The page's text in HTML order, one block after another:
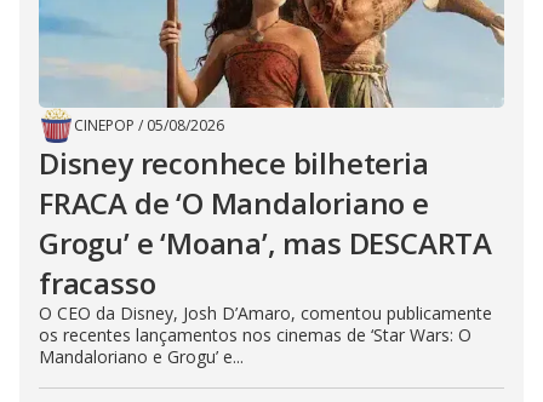
CINEPOP / 05/08/2026
Disney reconhece bilheteria
FRACA de ‘O Mandaloriano e
Grogu’ e ‘Moana’, mas DESCARTA
fracasso
O CEO da Disney, Josh D’Amaro, comentou publicamente
os recentes lançamentos nos cinemas de ‘Star Wars: O
Mandaloriano e Grogu’ e...